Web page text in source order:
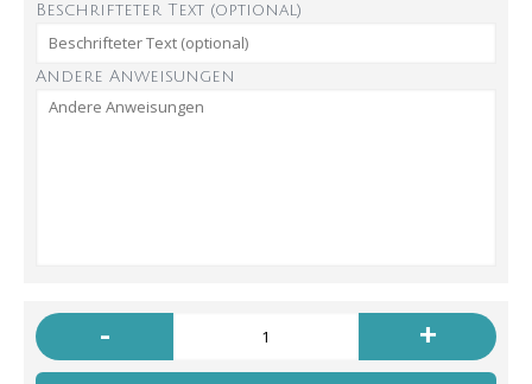
Beschrifteter Text (optional)
Andere Anweisungen
- +